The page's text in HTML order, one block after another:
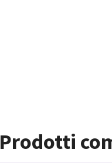
Prodotti